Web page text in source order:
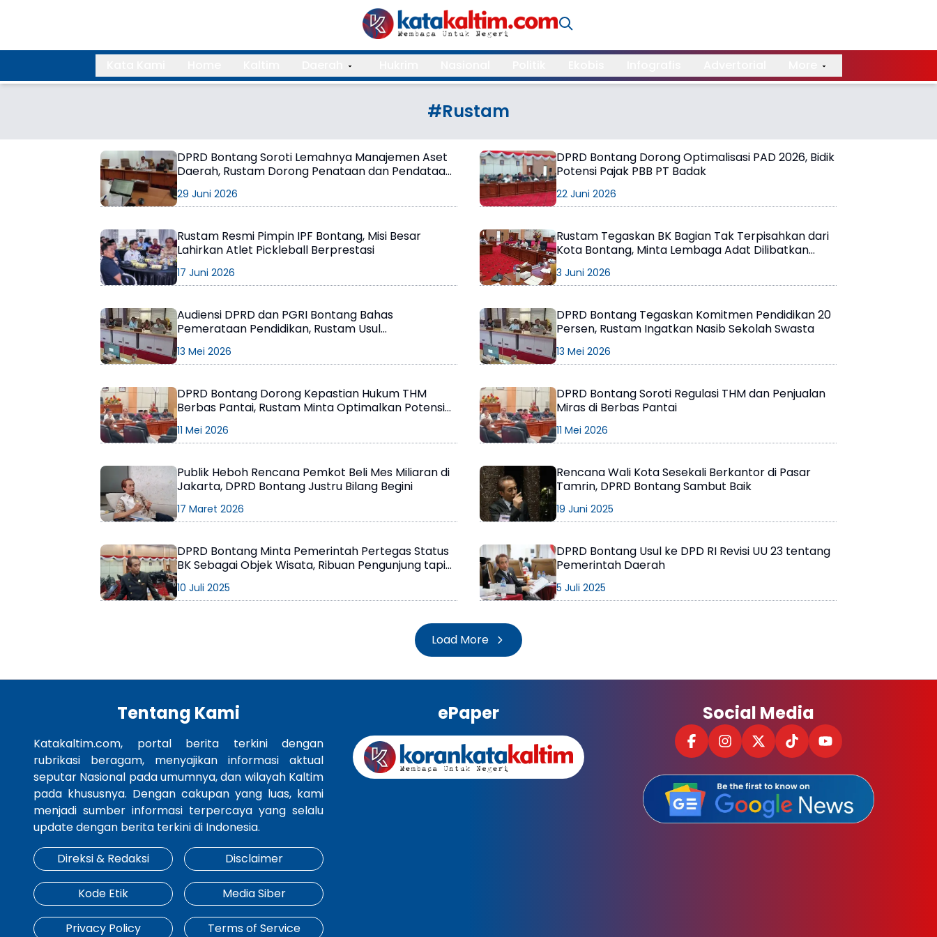
Search
#Rustam
DPRD Bontang Soroti Lemahnya Manajemen Aset
Daerah, Rustam Dorong Penataan dan Pendataan
29 Juni 2026
DPRD Bontang Dorong Optimalisasi PAD 2026, Bidik
Potensi Pajak PBB PT Badak
22 Juni 2026
Rustam Resmi Pimpin IPF Bontang, Misi Besar
Lahirkan Atlet Pickleball Berprestasi
17 Juni 2026
Rustam Tegaskan BK Bagian Tak Terpisahkan dari
Kota Bontang, Minta Lembaga Adat Dilibatkan
3 Juni 2026
Audiensi DPRD dan PGRI Bontang Bahas
Pemerataan Pendidikan, Rustam Usul
13 Mei 2026
DPRD Bontang Tegaskan Komitmen Pendidikan 20
Persen, Rustam Ingatkan Nasib Sekolah Swasta
13 Mei 2026
DPRD Bontang Dorong Kepastian Hukum THM
Berbas Pantai, Rustam Minta Optimalkan Potensi
11 Mei 2026
DPRD Bontang Soroti Regulasi THM dan Penjualan
Miras di Berbas Pantai
11 Mei 2026
Publik Heboh Rencana Pemkot Beli Mes Miliaran di
Jakarta, DPRD Bontang Justru Bilang Begini
17 Maret 2026
Rencana Wali Kota Sesekali Berkantor di Pasar
Tamrin, DPRD Bontang Sambut Baik
19 Juni 2025
DPRD Bontang Minta Pemerintah Pertegas Status
BK Sebagai Objek Wisata, Ribuan Pengunjung tapi
10 Juli 2025
DPRD Bontang Usul ke DPD RI Revisi UU 23 tentang
Pemerintah Daerah
5 Juli 2025
Load More
Tentang Kami
Katakaltim.com, portal berita terkini dengan
rubrikasi beragam, menyajikan informasi aktual
seputar Nasional pada umumnya, dan wilayah Kaltim
pada khususnya. Dengan cakupan yang luas, kami
menjadi sumber informasi terpercaya yang selalu
update dengan berita terkini di Indonesia.
Direksi & Redaksi
Disclaimer
Kode Etik Media Siber
Privacy Policy Terms of Service
ePaper Social Media